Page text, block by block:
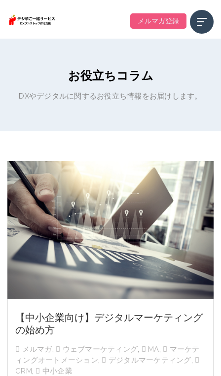
メルマガ登録
お役立ちコラム
DXやデジタルに関するお役立ち情報をお届けします。
【中小企業向け】デジタルマーケティング
の始め方
メルマガ, ウェブマーケティング, MA,
マーケテ
ィングオートメーション, デジタルマーケティング,
CRM,
中小企業